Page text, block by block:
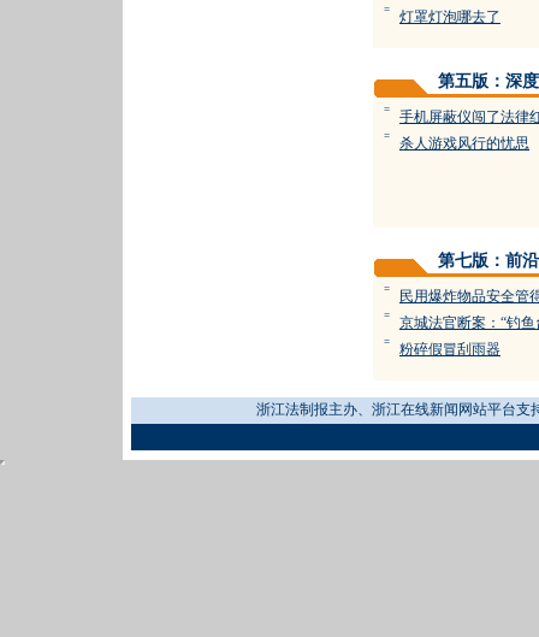
= 灯罩灯泡哪去了
第五版：深度
= 手机屏蔽仪闯了法律
= 杀人游戏风行的忧思
第七版：前沿
= 民用爆炸物品安全管
= 京城法官断案：“钓
= 粉碎假冒刮雨器
浙江法制报主办、浙江在线新闻网站平台